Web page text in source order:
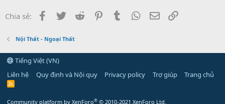
Chia sẻ: Facebook
Twitter Reddit PinterestTumblr WhatsApp
Email
Nội Thất - Ngoại Thất
Tiếng Việt (VN)
Liên hệ
Quy định và Nội quy Privacy policy Trợ giúp Trang chủ
R
Community platform by XenForo® © 2010-2021 XenForo Ltd.